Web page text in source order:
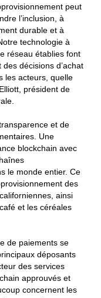
peut
l’inclusion, à
durable et à
technologie à
réseau établies font
décisions d’achat
les acteurs, quelle
président de
et de
Une
blockchain avec
le monde entier. Ce
des
ainsi
et les céréales
de paiements se
déposants
des services
approuvés et
concernent les